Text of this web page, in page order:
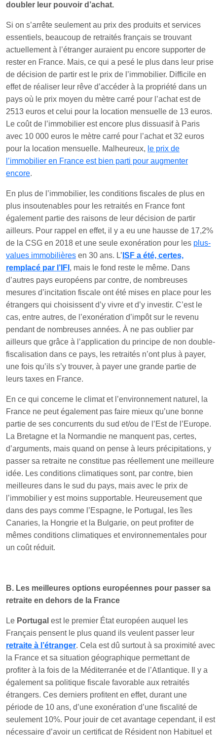
doubler leur pouvoir d’achat.
Si on s’arrête seulement au prix des produits et services
essentiels, beaucoup de retraités français se trouvant
actuellement à l’étranger auraient pu encore supporter de
rester en France. Mais, ce qui a pesé le plus dans leur prise
de décision de partir est le prix de l’immobilier. Difficile en
effet de réaliser leur rêve d’accéder à la propriété dans un
pays où le prix moyen du mètre carré pour l’achat est de
2513 euros et celui pour la location mensuelle de 13 euros.
Le coût de l’immobilier est encore plus dissuasif à Paris
avec 10 000 euros le mètre carré pour l’achat et 32 euros
pour la location mensuelle. Malheureux, le prix de
l’immobilier en France est bien parti pour augmenter
encore.
En plus de l’immobilier, les conditions fiscales de plus en
plus insoutenables pour les retraités en France font
également partie des raisons de leur décision de partir
ailleurs. Pour rappel en effet, il y a eu une hausse de 17,2%
de la CSG en 2018 et une seule exonération pour les plus-
values immobilières en 30 ans. L’ ISF a été, certes,
remplacé par l’IFI , mais le fond reste le même. Dans
d’autres pays européens par contre, de nombreuses
mesures d’incitation fiscale ont été mises en place pour les
étrangers qui choisissent d’y vivre et d’y investir. C’est le
cas, entre autres, de l’exonération d’impôt sur le revenu
pendant de nombreuses années. À ne pas oublier par
ailleurs que grâce à l’application du principe de non double-
fiscalisation dans ce pays, les retraités n’ont plus à payer,
une fois qu’ils s’y trouver, à payer une grande partie de
leurs taxes en France.
En ce qui concerne le climat et l’environnement naturel, la
France ne peut également pas faire mieux qu’une bonne
partie de ses concurrents du sud et/ou de l’Est de l’Europe.
La Bretagne et la Normandie ne manquent pas, certes,
d’arguments, mais quand on pense à leurs précipitations, y
passer sa retraite ne constitue pas réellement une meilleure
idée. Les conditions climatiques sont, par contre, bien
meilleures dans le sud du pays, mais avec le prix de
l’immobilier y est moins supportable. Heureusement que
dans des pays comme l’Espagne, le Portugal, les îles
Canaries, la Hongrie et la Bulgarie, on peut profiter de
mêmes conditions climatiques et environnementales pour
un coût réduit.
B. Les meilleures options européennes pour passer sa
retraite en dehors de la France
Le Portugal est le premier État européen auquel les
Français pensent le plus quand ils veulent passer leur
retraite à l’étranger. Cela est dû surtout à sa proximité avec
la France et sa situation géographique permettant de
profiter à la fois de la Méditerranée et de l’Atlantique. Il y a
également sa politique fiscale favorable aux retraités
étrangers. Ces derniers profitent en effet, durant une
période de 10 ans, d’une exonération d’une fiscalité de
seulement 10%. Pour jouir de cet avantage cependant, il est
nécessaire d’avoir un certificat de Résident non Habituel et